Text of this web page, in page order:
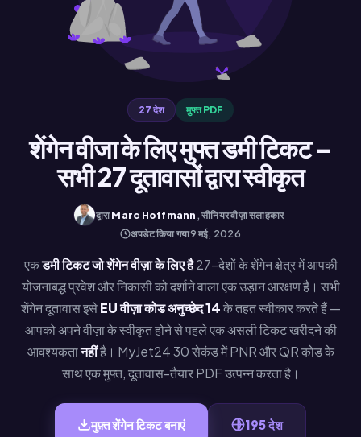
27 देश मुफ्त PDF
शेंगेन वीजा के लिए मुफ्त डमी टिकट –
सभी 27 दूतावासों द्वारा स्वीकृत
द्वाराMarc Hoffmann, सीनियर वीज़ा सलाहकार·
अपडेट किया गया9 मई, 2026
एकडमी टिकट जो शेंगेन वीज़ा के लिए है27-देशों के शेंगेन क्षेत्र में आपकी
योजनाबद्ध प्रवेश और निकासी को दर्शाने वाला एक उड़ान आरक्षण है। सभी
शेंगेन दूतावास इसेEU वीज़ा कोड अनुच्छेद 14के तहत स्वीकार करते हैं —
आपको अपने वीज़ा के स्वीकृत होने से पहले एक असली टिकट खरीदने की
आवश्यकतानहींहै। MyJet24 30 सेकंड में PNR और QR कोड के
साथ एक मुफ्त, दूतावास-तैयार PDF उत्पन्न करता है।
मुफ़्त शेंगेन टिकट बनाएं 195 देश